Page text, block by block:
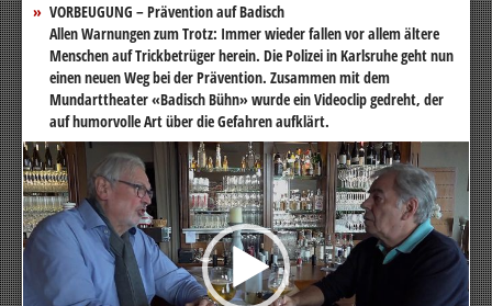
VORBEUGUNG – Prävention auf Badisch
Allen Warnungen zum Trotz: Immer wieder fallen vor allem ältere
Menschen auf Trickbetrüger herein. Die Polizei in Karlsruhe geht nun
einen neuen Weg bei der Prävention. Zusammen mit dem
Mundarttheater «Badisch Bühn» wurde ein Videoclip gedreht, der
auf humorvolle Art über die Gefahren aufklärt.
Video-
Player